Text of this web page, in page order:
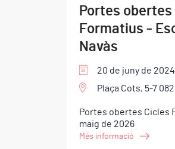
Portes obertes
Formatius -
Navàs
20 de juny de 2024
Plaça Cots, 5-7
Portes obertes Cicles
maig de 2026
Més informació